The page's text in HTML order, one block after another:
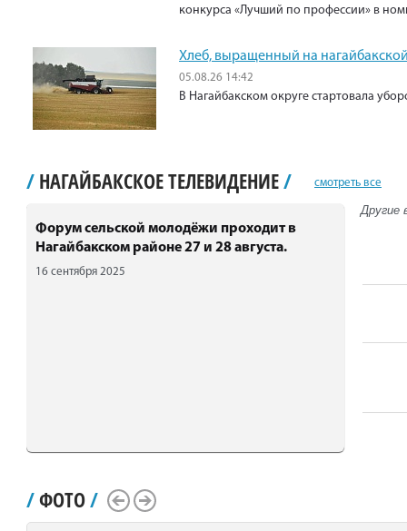
конкурса «Лучший по профессии» в
Хлеб, выращенный на
05.08.26 14:42
В Нагайбакском округе стартовала
/ НАГАЙБАКСКОЕ ТЕЛЕВИДЕНИЕ/ смотреть все
Форум сельской молодёжи проходит в
Нагайбакском районе 27 и 28 августа.
16 сентября 2025
Другие
/ФОТО/